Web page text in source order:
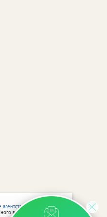
vRossii.ru
агентства vRossii.ru